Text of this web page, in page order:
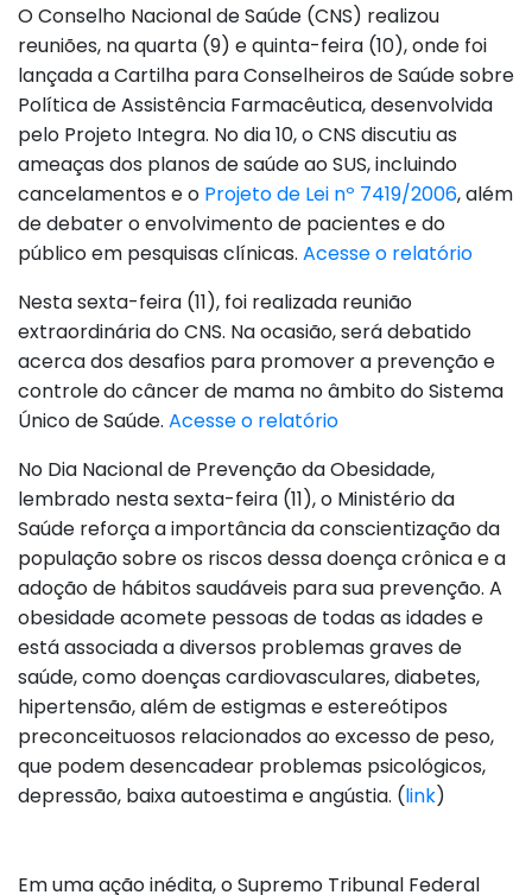
O Conselho Nacional de Saúde (CNS) realizou
reuniões, na quarta (9) e quinta-feira (10), onde foi
lançada a Cartilha para Conselheiros de Saúde sobre
Política de Assistência Farmacêutica, desenvolvida
pelo Projeto Integra. No dia 10, o CNS discutiu as
ameaças dos planos de saúde ao SUS, incluindo
cancelamentos e o Projeto de Lei nº 7419/2006, além
de debater o envolvimento de pacientes e do
público em pesquisas clínicas. Acesse o relatório
Nesta sexta-feira (11), foi realizada reunião
extraordinária do CNS. Na ocasião, será debatido
acerca dos desafios para promover a prevenção e
controle do câncer de mama no âmbito do Sistema
Único de Saúde. Acesse o relatório
No Dia Nacional de Prevenção da Obesidade,
lembrado nesta sexta-feira (11), o Ministério da
Saúde reforça a importância da conscientização da
população sobre os riscos dessa doença crônica e a
adoção de hábitos saudáveis para sua prevenção. A
obesidade acomete pessoas de todas as idades e
está associada a diversos problemas graves de
saúde, como doenças cardiovasculares, diabetes,
hipertensão, além de estigmas e estereótipos
preconceituosos relacionados ao excesso de peso,
que podem desencadear problemas psicológicos,
depressão, baixa autoestima e angústia. (link)
Em uma ação inédita, o Supremo Tribunal Federal